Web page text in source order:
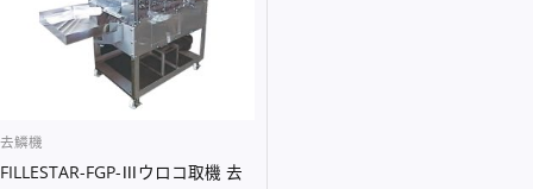
去鱗機
FILLESTAR-FGP-Ⅲウロコ取機 去